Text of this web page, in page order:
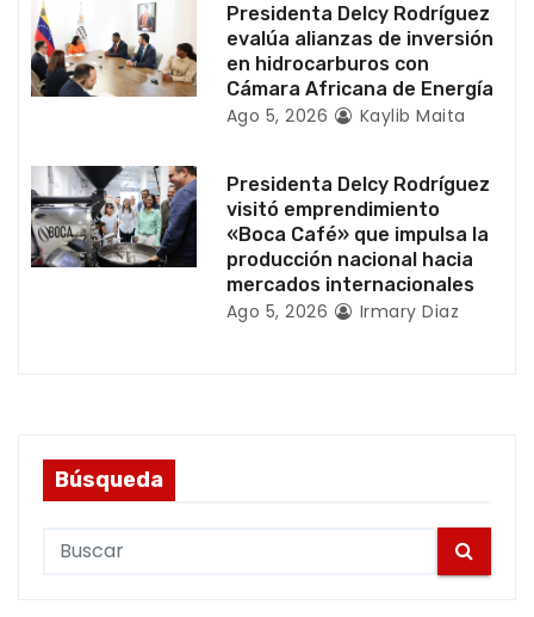
r
a
a
s
Presidenta Delcy Rodríguez
evalúa alianzas de inversión
en hidrocarburos con
Cámara Africana de Energía
Ago 5, 2026 Kaylib Maita
Presidenta Delcy Rodríguez
visitó emprendimiento
«Boca Café» que impulsa la
producción nacional hacia
mercados internacionales
Ago 5, 2026 Irmary Diaz
Búsqueda